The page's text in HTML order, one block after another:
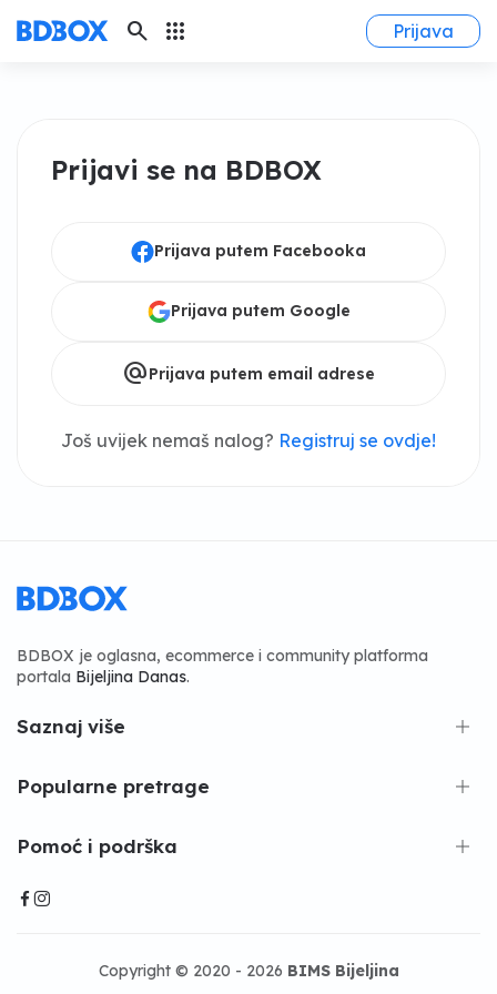
search apps Prijava
Prijavi se na BDBOX
Prijava putem Facebooka
Prijava putem Google
alternate_emailPrijava putem email adrese
Još uvijek nemaš nalog? Registruj se ovdje!
BDBOX je oglasna, ecommerce i community platforma
portala Bijeljina Danas.
Saznaj više
Popularne pretrage
Pomoć i podrška
Copyright © 2020 - 2026 BIMS Bijeljina